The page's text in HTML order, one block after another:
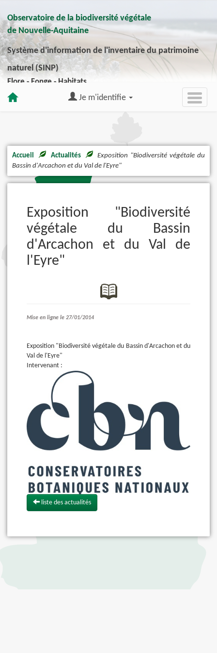
Observatoire de la biodiversité végétale
de Nouvelle-Aquitaine
Système d'information de l'inventaire du patrimoine
naturel (SINP)
Flore - Fonge - Habitats
Je m'identifie
Accueil Actualités
Exposition "Biodiversité végétale du
Bassin d'Arcachon et du Val de l'Eyre"
Exposition "Biodiversité
végétale du Bassin
d'Arcachon et du Val de
l'Eyre"
Mise en ligne le 27/01/2014
Exposition "Biodiversité végétale du Bassin d'Arcachon et du
Val de l'Eyre"
Intervenant :
liste des actualités